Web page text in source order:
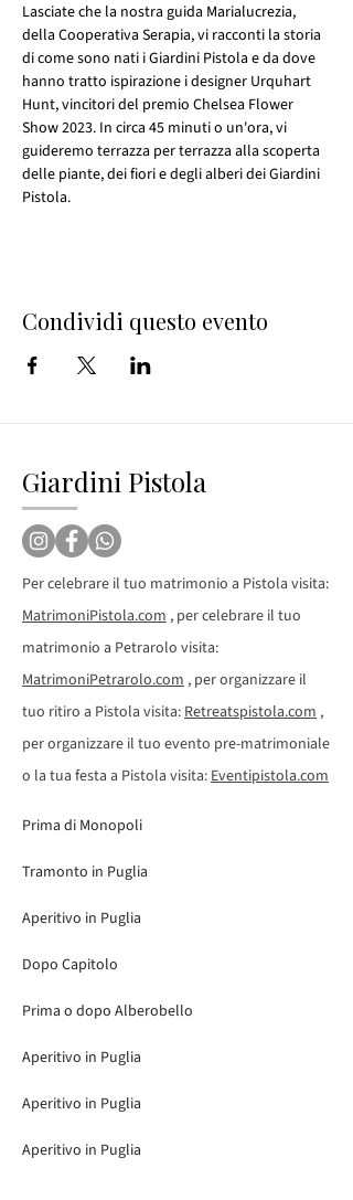
Lasciate che la nostra guida Marialucrezia,
della Cooperativa Serapia, vi racconti la storia
di come sono nati i Giardini Pistola e da dove
hanno tratto ispirazione i designer Urquhart
Hunt, vincitori del premio Chelsea Flower
Show 2023. In circa 45 minuti o un'ora, vi
guideremo terrazza per terrazza alla scoperta
delle piante, dei fiori e degli alberi dei Giardini
Pistola.
Condividi questo evento
Giardini Pistola
Per celebrare il tuo matrimonio a Pistola visita:
MatrimoniPistola.com , per celebrare il tuo
matrimonio a Petrarolo visita:
MatrimoniPetrarolo.com , per organizzare il
tuo ritiro a Pistola visita:Retreatspistola.com ,
per organizzare il tuo evento pre-matrimoniale
o la tua festa a Pistola visita:Eventipistola.com
Prima di Monopoli
Tramonto in Puglia
Aperitivo in Puglia
Dopo Capitolo
Prima o dopo Alberobello
Aperitivo in Puglia
Aperitivo in Puglia
Aperitivo in Puglia